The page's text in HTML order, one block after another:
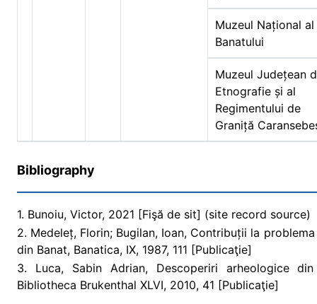
Muzeul Național al
Banatului
Muzeul Județean
Etnografie și al
Regimentului de
Graniță
Bibliography
1. Bunoiu, Victor, 2021 [Fişă de sit] (site record source)
2. Medeleț, Florin; Bugilan, Ioan, Contribuții la
din Banat, Banatica, IX, 1987, 111 [Publicaţie]
3. Luca, Sabin Adrian, Descoperiri arheologice
Bibliotheca Brukenthal XLVI, 2010, 41 [Publicaţie]